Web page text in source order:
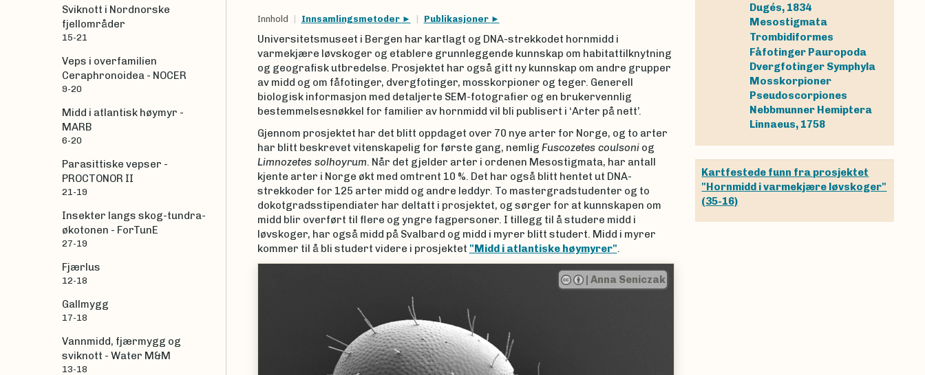
Innhold Innsamlingsmetoder Publikasjoner
Universitetsmuseet i Bergen har kartlagt og DNA-strekkodet hornmidd i
varmekjære løvskoger og etablere grunnleggende kunnskap om habitattilknytning
og geografisk utbredelse. Prosjektet har også gitt ny kunnskap om andre grupper
av midd og om fåfotinger, dvergfotinger, mosskorpioner og teger. Generell
biologisk informasjon med detaljerte SEM-fotografier og en brukervennlig
bestemmelsesnøkkel for familier av hornmidd vil bli publisert i ‘Arter på nett’.
Gjennom prosjektet har det blitt oppdaget over 70 nye arter for Norge, og to arter
har blitt beskrevet vitenskapelig for første gang, nemlig Fuscozetes coulsoniog
Limnozetes solhoyrum. Når det gjelder arter i ordenen Mesostigmata, har antall
kjente arter i Norge økt med omtrent 10 %. Det har også blitt hentet ut DNA-
strekkoder for 125 arter midd og andre leddyr. To mastergradstudenter og to
dokotgradsstipendiater har deltatt i prosjektet, og sørger for at kunnskapen om
midd blir overført til flere og yngre fagpersoner. I tillegg til å studere midd i
løvskoger, har også midd på Svalbard og midd i myrer blitt studert. Midd i myrer
kommer til å bli studert videre i prosjektet "Midd i atlantiske høymyrer".
Dugés, 1834
Mesostigmata
Trombidiformes
Fåfotinger Pauropoda
Dvergfotinger Symphyla
Mosskorpioner
Pseudoscorpiones
Nebbmunner Hemiptera
Linnaeus, 1758
Kartfestede funn fra prosjektet
"Hornmidd i varmekjære løvskoger"
(35-16)
Sviknott i Nordnorske
fjellområder
15-21
Veps i overfamilien
Ceraphronoidea - NOCER
9-20
Midd i atlantisk høymyr -
MARB
6-20
Parasittiske vepser -
PROCTONOR II
21-19
Insekter langs skog-tundra-
økotonen - ForTunE
27-19
Fjærlus
12-18
Gallmygg
17-18
Vannmidd, fjærmygg og
sviknott - Water M&M
13-18